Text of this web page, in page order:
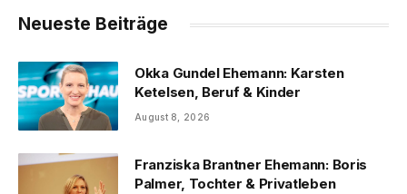
Neueste Beiträge
Okka Gundel Ehemann: Karsten
Ketelsen, Beruf & Kinder
August 8, 2026
Franziska Brantner Ehemann: Boris
Palmer, Tochter & Privatleben